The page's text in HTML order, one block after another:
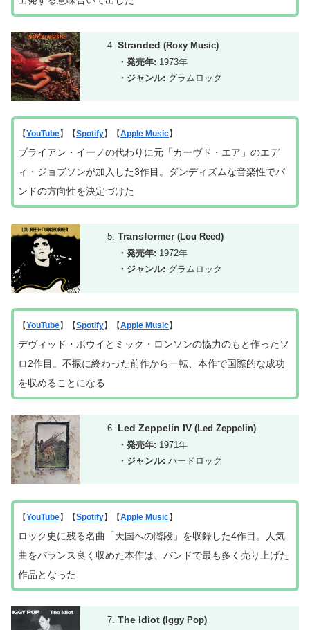
Stranded (Roxy Music)
・発売年: 1973年
・ジャンル: グラムロック
【YouTube】【Spotify】【Apple Music】
ブライアン・イーノの代わりに元「カーヴド・エア」のエデ
ィ・ジョブソンが加入した3作目。ダンディズムな音楽性でバ
ンドの方向性を決定づけた
Transformer(Lou Reed)
・発売年: 1972年
・ジャンル: グラムロック
【YouTube】【Spotify】【Apple Music】
デヴィッド・ボウイとミック・ロンソンの協力のもと作ったソ
ロ2作目。不振に終わった前作から一転、本作で国際的な成功
を収めることになる
Led Zeppelin IV (Led Zeppelin)
・発売年: 1971年
・ジャンル: ハードロック
【YouTube】【Spotify】【Apple Music】
ロック史に残る名曲「天国への階段」を収録した4作目。人気
曲をバランス良く収めた本作は、バンドで最も多く売り上げた
作品となった
The Idiot(Iggy Pop)